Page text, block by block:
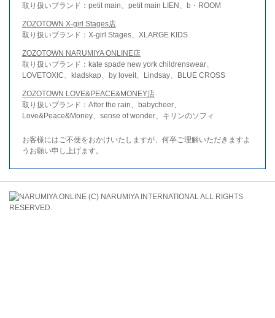
取り扱いブランド：petit main、petit main LIEN、b・ROOM
ZOZOTOWN X-girl Stages店
取り扱いブランド：X-girl Stages、XLARGE KIDS
ZOZOTOWN NARUMIYA ONLINE店
取り扱いブランド：kate spade new york childrenswear、
LOVETOXIC、kladskap、by loveit、Lindsay、BLUE CROSS
ZOZOTOWN LOVE&PEACE&MONEY店
取り扱いブランド：After the rain、babycheer、
Love&Peace&Money、sense of wonder、キリンのソフィ
お客様にはご不便をおかけいたしますが、何卒ご理解いただきますよ
うお願い申し上げます。